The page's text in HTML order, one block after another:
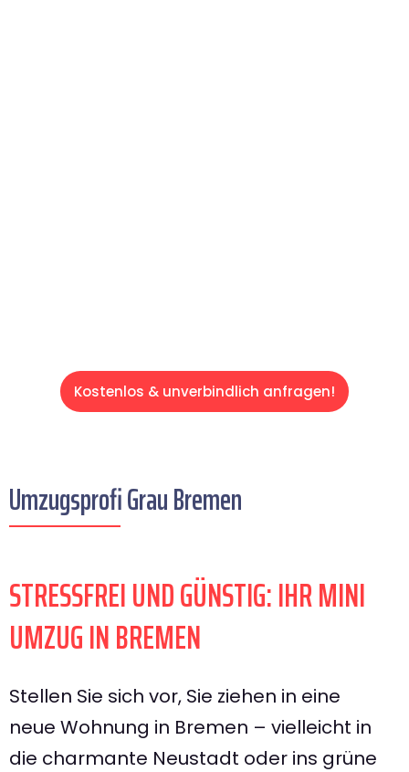
Kostenlos & unverbindlich anfragen!
Umzugsprofi Grau Bremen
STRESSFREI UND GÜNSTIG: IHR MINI
UMZUG IN BREMEN
Stellen Sie sich vor, Sie ziehen in eine
neue Wohnung in Bremen – vielleicht in
die charmante Neustadt oder ins grüne